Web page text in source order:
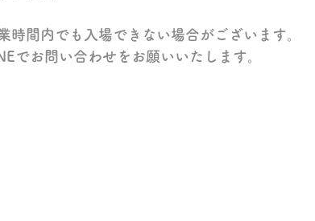
時間内でも入場できない場合がございます。
でお問い合わせをお願いいたします。